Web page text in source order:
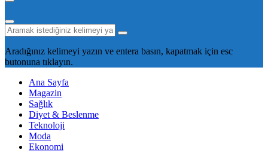
Aradığınız kelimeyi yazın ve entera basın, kapatmak için esc
butonuna tıklayın.
Ana Sayfa
Magazin
Sağlık
Diyet & Beslenme
Teknoloji
Moda
Ekonomi